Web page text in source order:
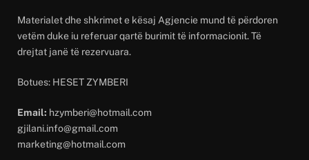
Materialet dhe shkrimet e kësaj Agjencie mund të përdoren
vetëm duke iu referuar qartë burimit të informacionit. Të
drejtat janë të rezervuara.
Botues: HESET ZYMBERI
Email: hzymberi@hotmail.com
gjilani.info@gmail.com
marketing@hotmail.com